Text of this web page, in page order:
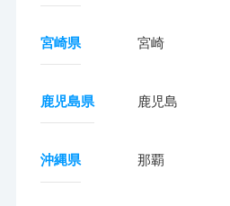
宮崎県 宮崎
鹿児島県 鹿児島
沖縄県 那覇